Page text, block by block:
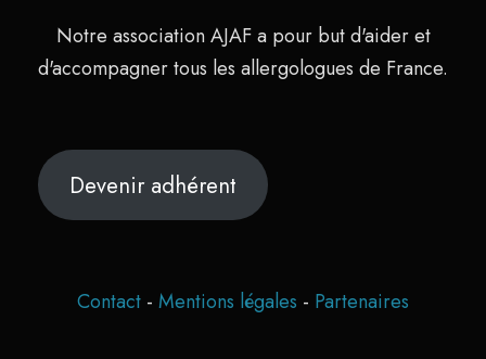
Notre association AJAF a pour but d'aider et
d'accompagner tous les allergologues de France.
Devenir adhérent
Contact - Mentions légales - Partenaires